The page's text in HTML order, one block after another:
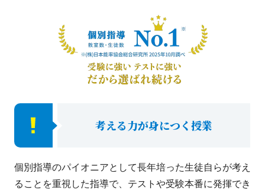
考える力が身につく授業
個別指導のパイオニアとして長年培った生徒自らが考え
ることを重視した指導で、テストや受験本番に発揮でき